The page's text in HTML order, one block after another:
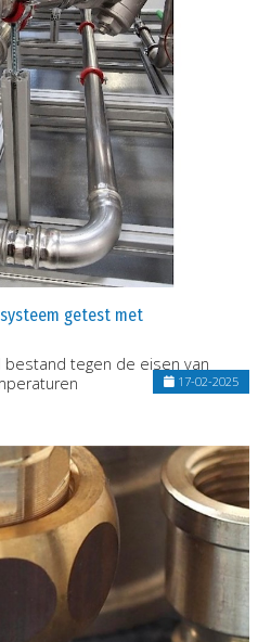
getest met
tegen de eisen van
17-02-2025